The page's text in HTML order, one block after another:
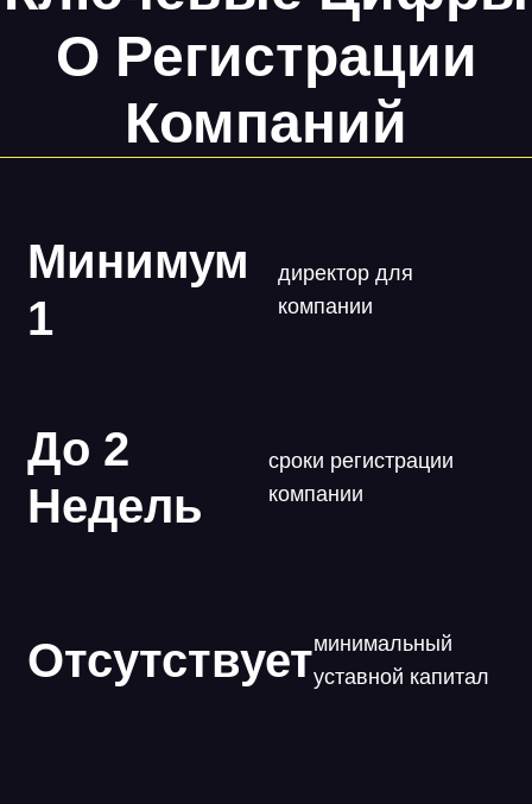
О Регистрации
Компаний
Минимум
1
директор для
компании
До 2
Недель
сроки регистрации
компании
Отсутствуетминимальный
уставной капитал